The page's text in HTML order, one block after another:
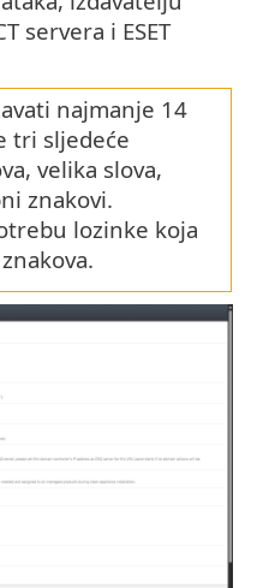
servera i ESET
najmanje 14
tri sljedeće
velika slova,
znakovi.
lozinke koja